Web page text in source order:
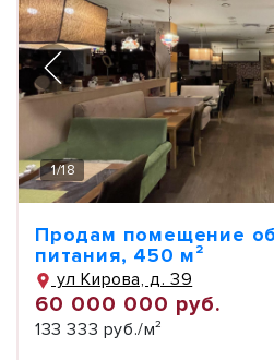
1/18
Продам помещение
питания, 450 м²
ул Кирова, д. 39
60 000 000 руб.
133 333 руб./м²